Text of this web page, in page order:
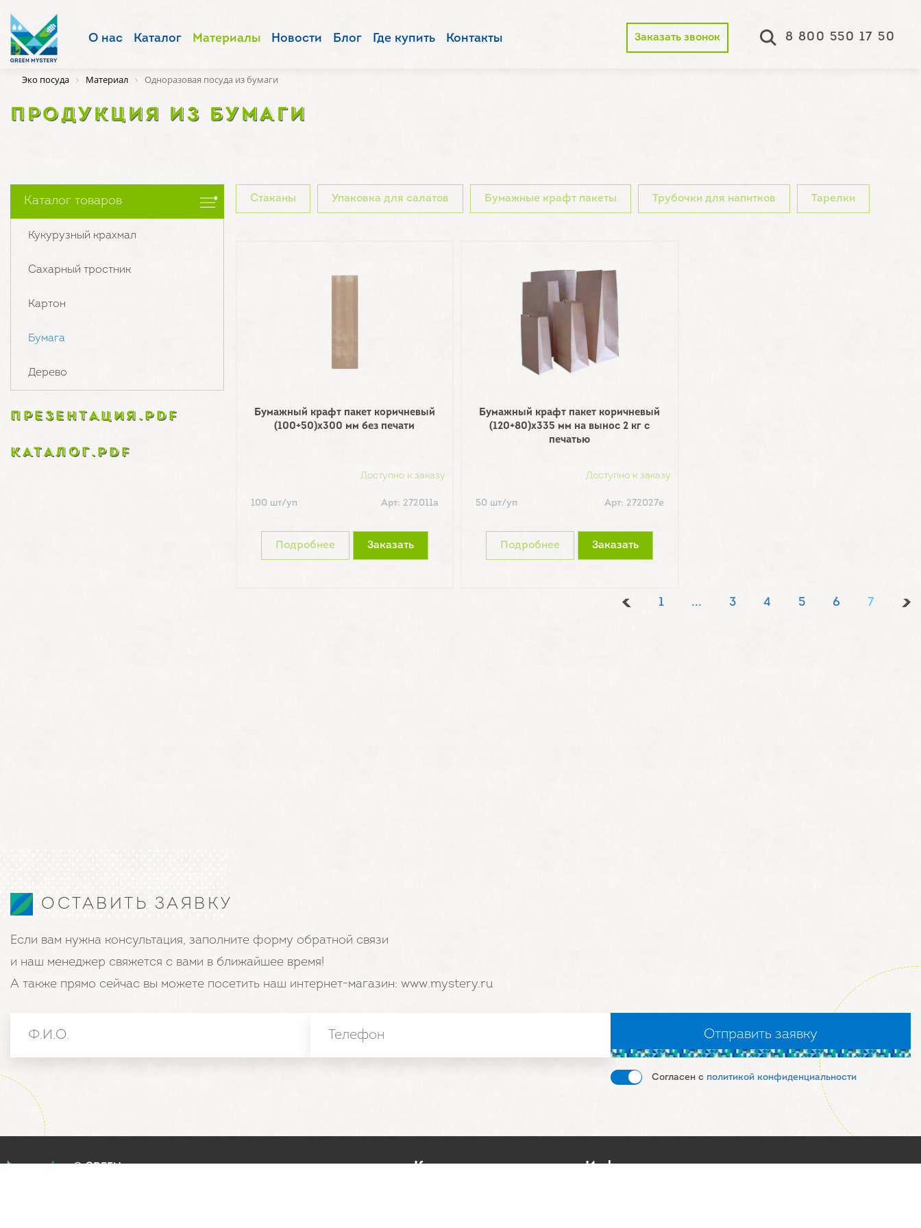
О нас Каталог Материалы Новости Блог Где купить Контакты Заказать звонок 8 800 550 17 50
Эко посуда Материал Одноразовая посуда из бумаги
ПРОДУКЦИЯ ИЗ БУМАГИ
Каталог товаров
Кукурузный крахмал
Сахарный тростник
Картон
Бумага
Дерево
ПРЕЗЕНТАЦИЯ.PDF
КАТАЛОГ.PDF
Стаканы Упаковка для салатов Бумажные крафт пакеты Трубочки для напитков Тарелки
Бумажный крафт пакет коричневый
(100+50)х300 мм без печати
Доступно к заказу
100 шт/уп Арт: 272011а
Подробнее Заказать
Бумажный крафт пакет коричневый
(120+80)х335 мм на вынос 2 кг с
печатью
Доступно к заказу
50 шт/уп Арт: 272027е
Подробнее Заказать
1 ... 3 4 5 6 7
ОСТАВИТЬ ЗАЯВКУ
Если вам нужна консультация, заполните форму обратной связи
и наш менеджер свяжется с вами в ближайшее время!
А также прямо сейчас вы можете посетить наш интернет-магазин: www.mystery.ru
Согласен с политикой конфиденциальности
© GREEN
Каталог Информация